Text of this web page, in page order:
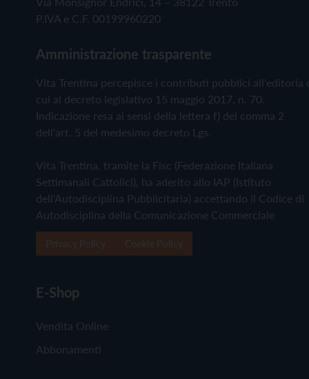
P.IVA e C.F. 00199960220
Amministrazione trasparente
Vita Trentina percepisce i contributi pubblici all'editoria
cui al decreto legislativo 15 maggio 2017, n. 70.
Indicazione resa ai sensi della lettera f) del comma 2
dell'art. 5 del medesimo decreto Lgs.
Vita Trentina, tramite la Fisc (Federazione Italiana
Settimanali Cattolici), ha aderito allo IAP (Istituto
dell'Autodisciplina Pubblicitaria) accettando il Codice di
Autodisciplina della Comunicazione Commerciale
E-Shop
Vendita Online
Abbonamenti